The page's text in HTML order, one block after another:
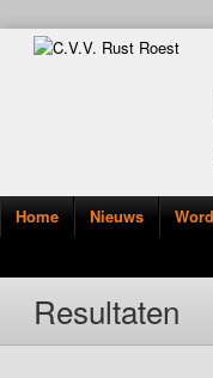
Home Nieuws
Resultaten